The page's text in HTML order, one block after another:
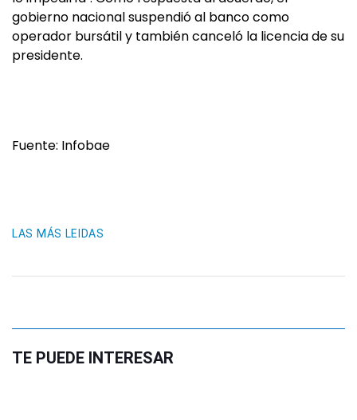
gobierno nacional suspendió al banco como
operador bursátil y también canceló la licencia de su
presidente.
Fuente: Infobae
LAS MÁS LEIDAS
TE PUEDE INTERESAR